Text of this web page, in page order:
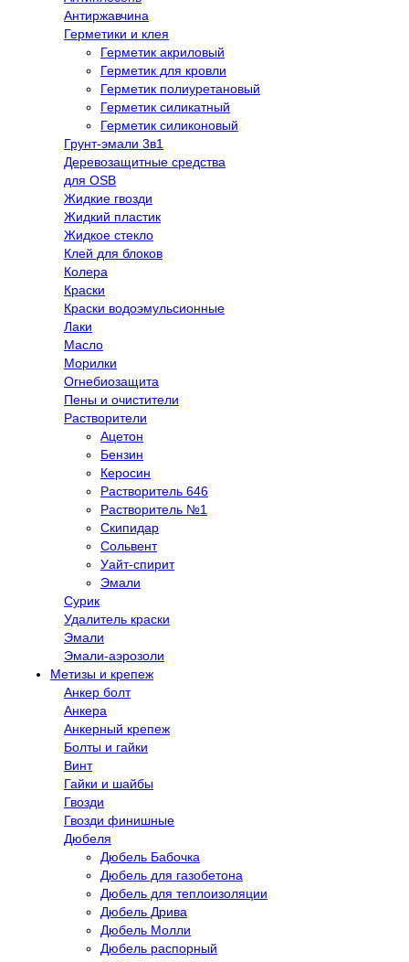
Антиржавчина
Герметики и клея
Герметик акриловый
Герметик для кровли
Герметик полиуретановый
Герметик силикатный
Герметик силиконовый
Грунт-эмали 3в1
Деревозащитные средства
для OSB
Жидкие гвозди
Жидкий пластик
Жидкое стекло
Клей для блоков
Колера
Краски
Краски водоэмульсионные
Лаки
Масло
Морилки
Огнебиозащита
Пены и очистители
Растворители
Ацетон
Бензин
Керосин
Растворитель 646
Растворитель №1
Скипидар
Сольвент
Уайт-спирит
Эмали
Сурик
Удалитель краски
Эмали
Эмали-аэрозоли
Метизы и крепеж
Анкер болт
Анкера
Анкерный крепеж
Болты и гайки
Винт
Гайки и шайбы
Гвозди
Гвозди финишные
Дюбеля
Дюбель Бабочка
Дюбель для газобетона
Дюбель для теплоизоляции
Дюбель Дрива
Дюбель Молли
Дюбель распорный